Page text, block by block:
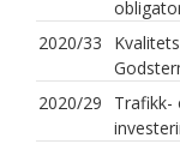
2020/33
2020/29
Trafikk-